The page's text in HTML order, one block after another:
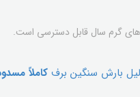
بارش سنگین برفکاملاً